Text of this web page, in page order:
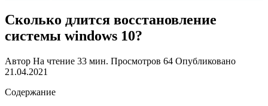
Сколько длится восстановление
системы windows 10?
Автор На чтение 33 мин. Просмотров 64 Опубликовано
21.04.2021
Содержание